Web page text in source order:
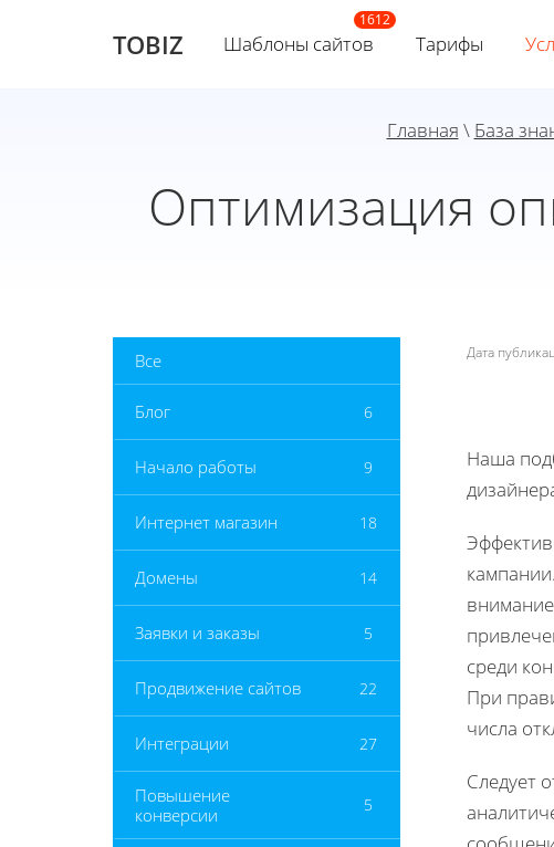
TOBIZ Шаблоны сайтов Тарифы
Главная \ База
Оптимизация
Все
Блог 6
Начало работы 9
Интернет магазин 18
Домены 14
Заявки и заказы 5
Продвижение сайтов 22
Интеграции 27
Повышение
конверсии
5
Дата
Наша
среди
При
числа
Следует